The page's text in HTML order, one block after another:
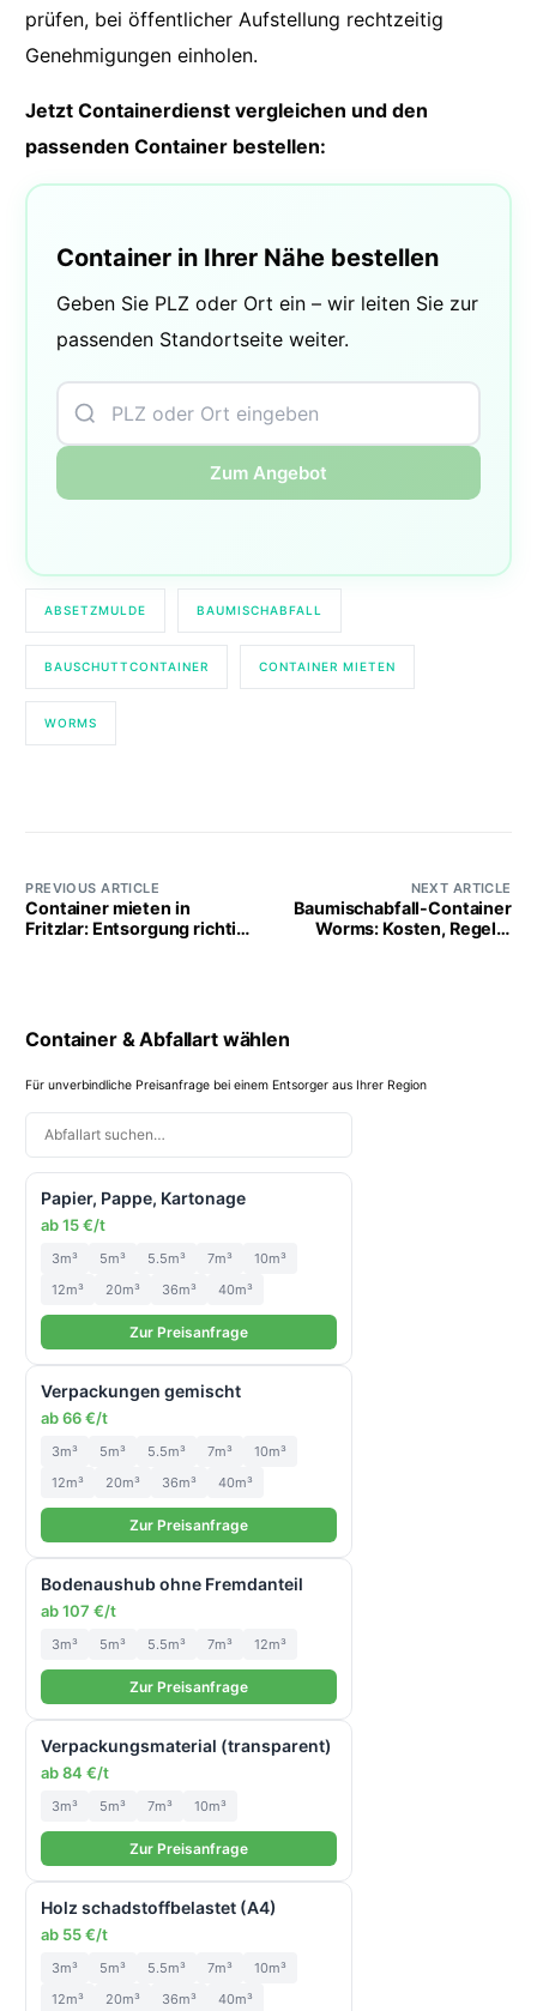
prüfen, bei öffentlicher Aufstellung rechtzeitig
Genehmigungen einholen.
Jetzt Containerdienst vergleichen und den
passenden Container bestellen:
Container in Ihrer Nähe bestellen
Geben Sie PLZ oder Ort ein – wir leiten Sie zur
passenden Standortseite weiter.
Zum Angebot
ABSETZMULDE BAUMISCHABFALL
BAUSCHUTTCONTAINER CONTAINER MIETEN
WORMS
PREVIOUS ARTICLE
Container mieten in
Fritzlar: Entsorgung richtig
NEXT ARTICLE
Baumischabfall-Container
Worms: Kosten, Regeln,
Container & Abfallart wählen
Für unverbindliche Preisanfrage bei einem Entsorger aus Ihrer Region
Papier, Pappe, Kartonage
ab 15 €/t
3m³ 5m³ 5.5m³ 7m³
10m³
12m³
20m³ 36m³ 40m³
Zur Preisanfrage
Verpackungen gemischt
ab 66 €/t
3m³ 5m³ 5.5m³ 7m³
10m³
12m³
20m³ 36m³ 40m³
Zur Preisanfrage
Bodenaushub ohne Fremdanteil
ab 107 €/t
3m³ 5m³ 5.5m³ 7m³ 12m³
Zur Preisanfrage
Verpackungsmaterial (transparent)
ab 84 €/t
3m³ 5m³ 7m³ 10m³
Zur Preisanfrage
Holz schadstoffbelastet (A4)
ab 55 €/t
3m³ 5m³ 5.5m³ 7m³
10m³
12m³
20m³ 36m³ 40m³